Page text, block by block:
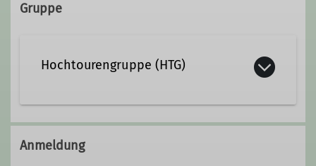
Gruppe
Hochtourengruppe (HTG)
Die Hochtourengruppe ist der
Treffpunkt für Alpenvereinsmitglieder
mit Erfahrung im alpinen
Anmeldung